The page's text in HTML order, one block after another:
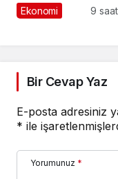
dönemece girildi!
Ekonomi 9
Bir Cevap Yaz
E-posta adresiniz
* ile
Yorumunuz *